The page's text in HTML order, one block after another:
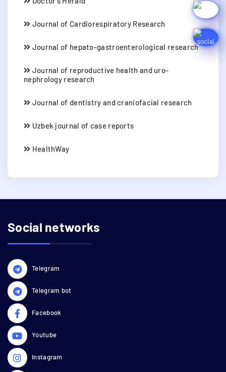
Journal of Cardiorespiratory Research
Journal of hepato-gastroenterological research
Journal of reproductive health and uro-
nephrology research
Journal of dentistry and craniofacial research
Uzbek journal of case reports
HealthWay
Social networks
Telegram
Telegram bot
Facebook
Youtube
Instagram